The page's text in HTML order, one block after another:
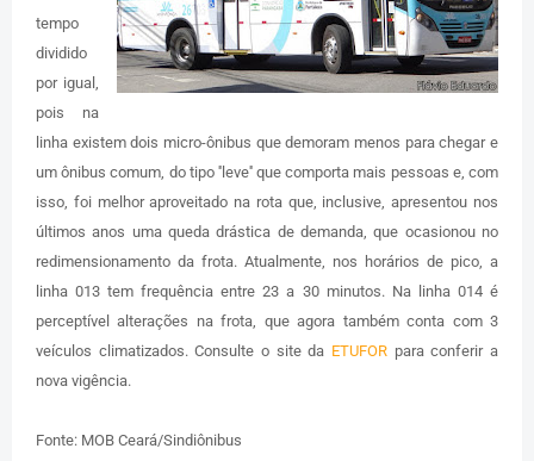
tempo
dividido
por igual,
pois na
linha existem dois micro-ônibus que demoram menos para chegar e
um ônibus comum, do tipo ''leve'' que comporta mais pessoas e, com
isso, foi melhor aproveitado na rota que, inclusive, apresentou nos
últimos anos uma queda drástica de demanda, que ocasionou no
redimensionamento da frota. Atualmente, nos horários de pico, a
linha 013 tem frequência entre 23 a 30 minutos. Na linha 014 é
perceptível alterações na frota, que agora também conta com 3
veículos climatizados. Consulte o site da ETUFOR para conferir a
nova vigência.
Fonte: MOB Ceará/Sindiônibus